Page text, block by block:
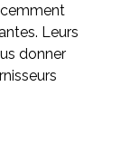
Leurs
donner